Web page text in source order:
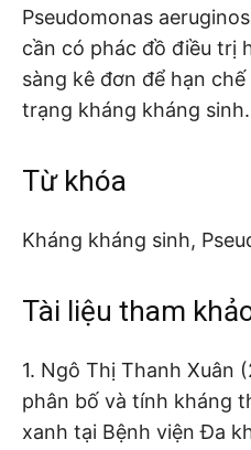
Pseudomonas
cần có phác đồ điều trị
sàng kê đơn để hạn
trạng kháng kháng sinh.
Từ khóa
Kháng kháng sinh,
Tài liệu tham
1. Ngô Thị Thanh Xuân
phân bố và tính kháng
xanh tại Bệnh viện Đa